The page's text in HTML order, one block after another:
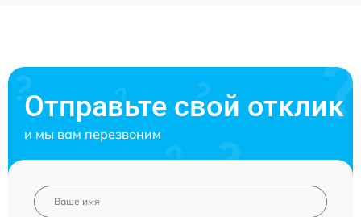
Отправьте свой отклик
и мы вам перезвоним